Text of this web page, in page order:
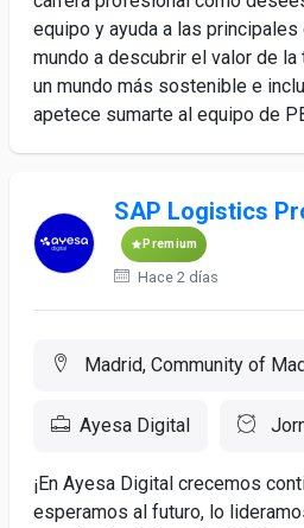
equipo y ayuda a las
mundo a descubrir el valor de
un mundo más sostenible e
apetece sumarte al equipo de
SAP Logistics
Premium
Hace 2 días
Madrid, Community of
Ayesa Digital
¡En Ayesa Digital crecemos
esperamos al futuro, lo